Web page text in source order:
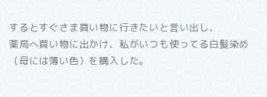
するとすぐさま買い物に行きたいと言い出し、
薬局へ買い物に出かけ、私がいつも使ってる白髪染め
（母には薄い色）を購入した。